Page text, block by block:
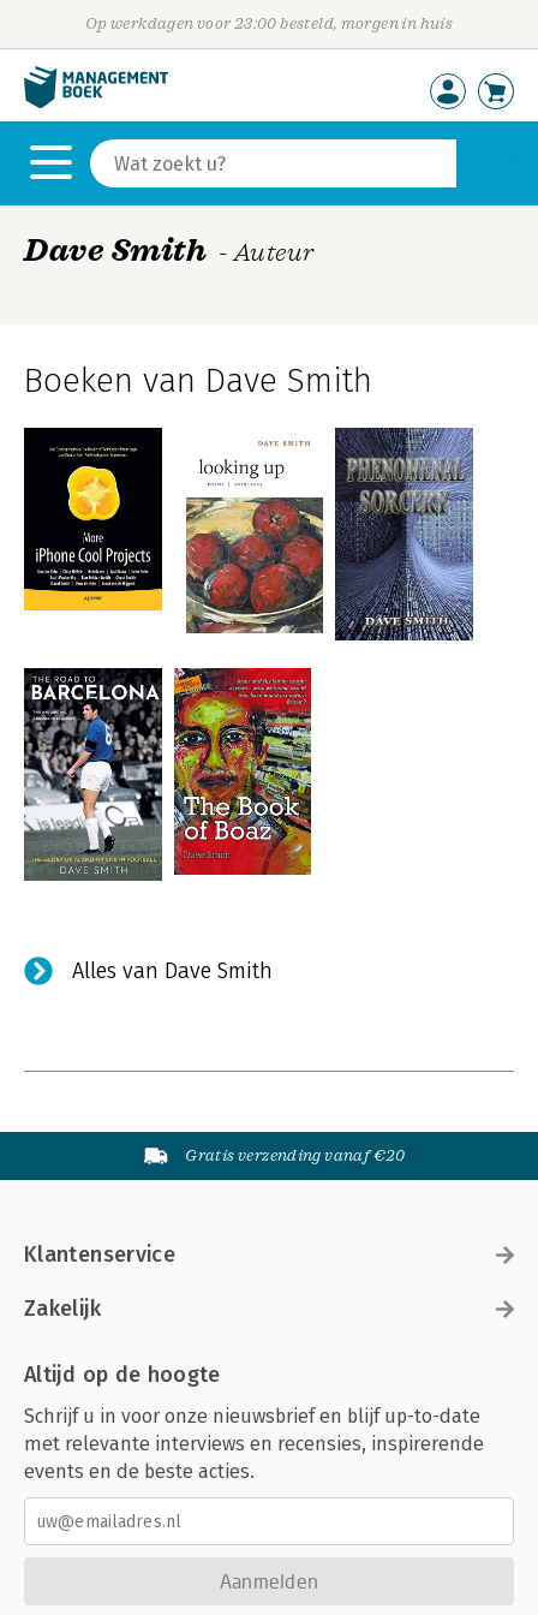
Op werkdagen voor 23:00 besteld, morgen in huis
Dave Smith - Auteur
Boeken van Dave Smith
Alles van Dave Smith
Gratis verzending vanaf €20
Klantenservice
Zakelijk
Altijd op de hoogte
Schrijf u in voor onze nieuwsbrief en blijf up-to-date
met relevante interviews en recensies, inspirerende
events en de beste acties.
Aanmelden